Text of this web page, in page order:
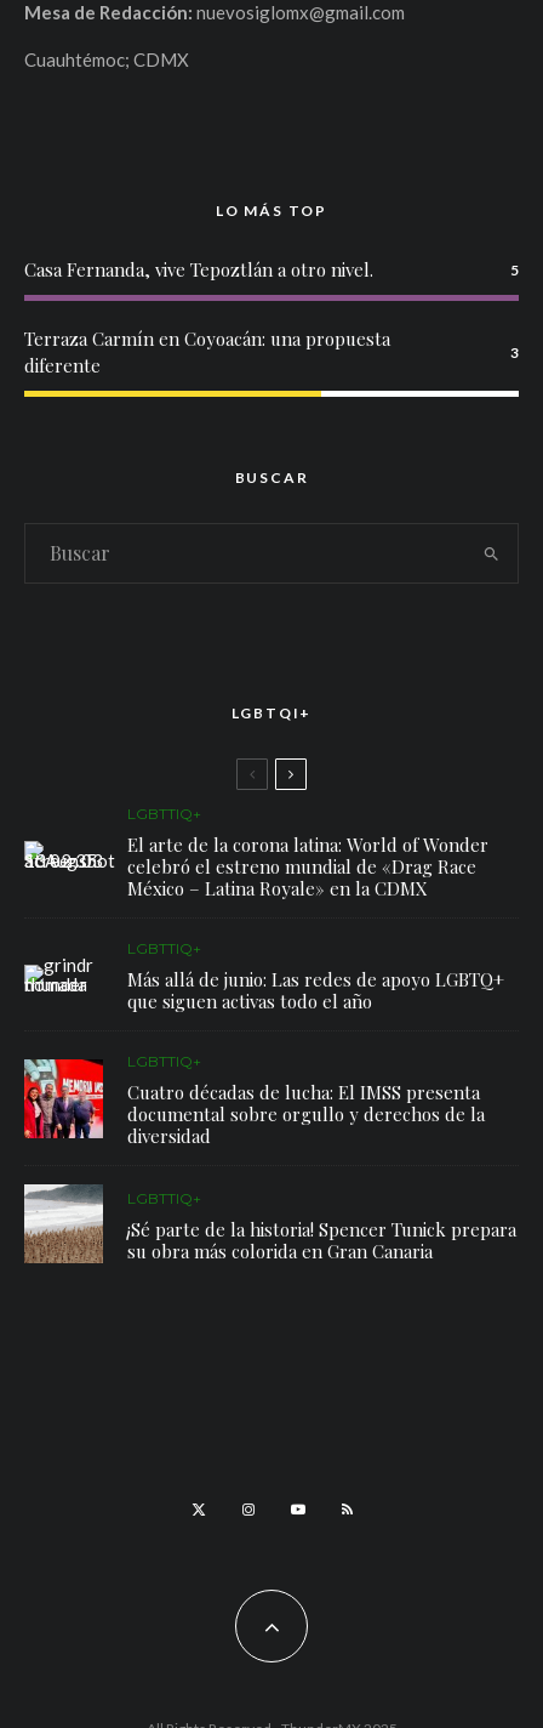
Mesa de Redacción: nuevosiglomx@gmail.com
Cuauhtémoc; CDMX
LO MÁS TOP
Casa Fernanda, vive Tepoztlán a otro nivel. 5
Terraza Carmín en Coyoacán: una propuesta
diferente
3
BUSCAR
LGBTQI+
LGBTTIQ+
El arte de la corona latina: World of Wonder
celebró el estreno mundial de «Drag Race
México – Latina Royale» en la CDMX
LGBTTIQ+
Más allá de junio: Las redes de apoyo LGBTQ+
que siguen activas todo el año
LGBTTIQ+
Cuatro décadas de lucha: El IMSS presenta
documental sobre orgullo y derechos de la
diversidad
LGBTTIQ+
¡Sé parte de la historia! Spencer Tunick prepara
su obra más colorida en Gran Canaria